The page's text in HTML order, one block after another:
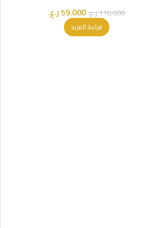
110.000ر.ع.59.000ر.ع.
قراءة المزيد